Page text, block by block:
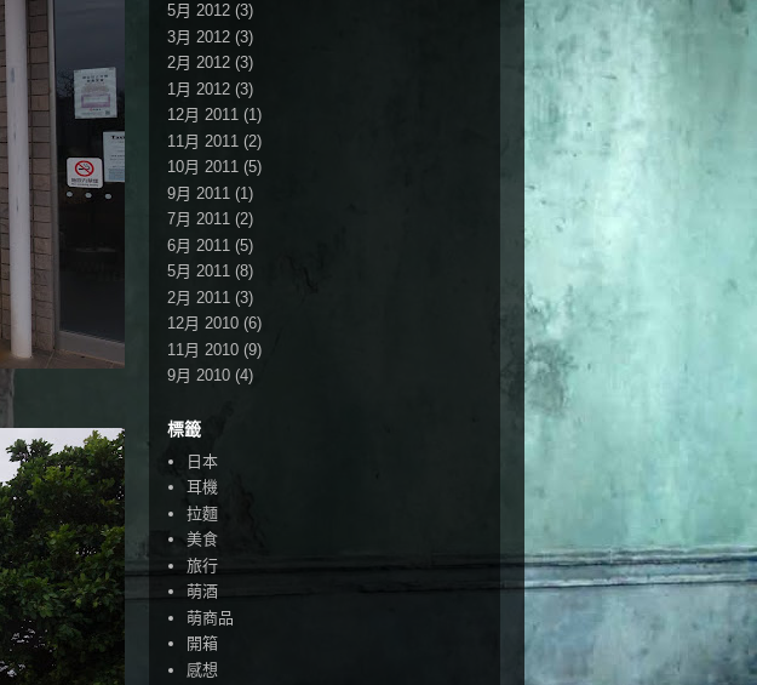
5月 2012 (3)
3月 2012 (3)
2月 2012 (3)
1月 2012 (3)
12月 2011 (1)
11月 2011 (2)
10月 2011 (5)
9月 2011 (1)
7月 2011 (2)
6月 2011 (5)
5月 2011 (8)
2月 2011 (3)
12月 2010 (6)
11月 2010 (9)
9月 2010 (4)
標籤
日本
耳機
拉麵
美食
旅行
萌酒
萌商品
開箱
感想